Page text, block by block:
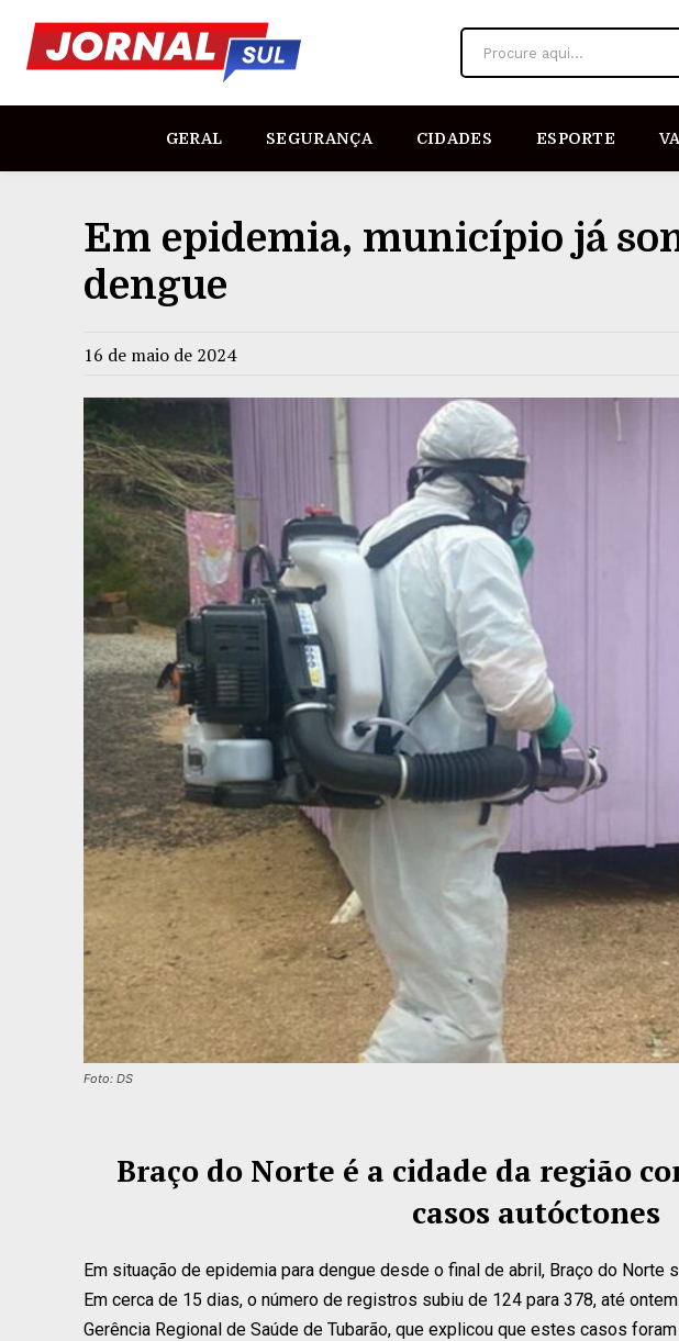
Procure aqui...
GERAL SEGURANÇA CIDADES ESPORTE
Em epidemia, município já
dengue
16 de maio de 2024
Foto: DS
Braço do Norte é a cidade da região
casos autóctones
Em situação de epidemia para dengue desde o final de abril, Braço do Norte
Em cerca de 15 dias, o número de registros subiu de 124 para 378, até
Gerência Regional de Saúde de Tubarão, que explicou que estes casos